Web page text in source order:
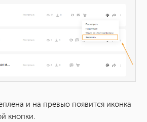
галереях Облака Mail.ru?
и на превью появится иконка
кнопки.